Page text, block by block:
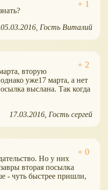
05.03.2016 Гость Виталий
вторую
уже17 марта, а нет
выслана. Так когда
17.03.2016 Гость сергей
Но у них
вторая посылка
- чуть быстрее пришли,